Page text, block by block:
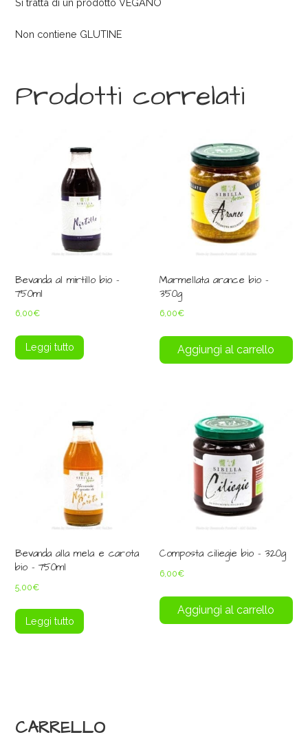
Non contiene GLUTINE
Prodotti correlati
Bevanda al mirtillo bio –
750ml
6,00€
Leggi tutto
Marmellata arance bio –
350g
6,00€
Aggiungi al carrello
Bevanda alla mela e carota
bio – 750ml
5,00€
Leggi tutto
Composta ciliegie bio – 320g
6,00€
Aggiungi al carrello
CARRELLO